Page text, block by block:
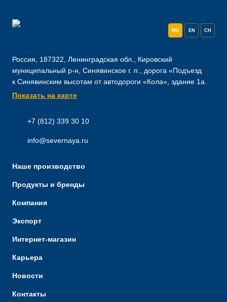
RU EN CH
Россия, 187322, Ленинградская обл., Кировский
муниципальный р-н, Синявинское г. п., дорога «Подъезд
к Синявинским высотам от автодороги «Кола», здание 1а.
Показать на карте
+7 (812) 339 30 10
info@severnaya.ru
Наше производство
Продукты и бренды
Компания
Экспорт
Интернет-магазин
Карьера
Новости
Контакты